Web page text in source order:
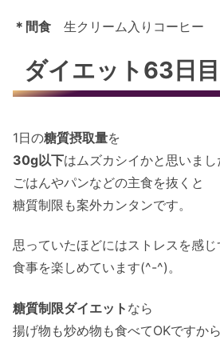
＊間食 生クリーム入りコーヒー
ダイエット63日
1日の糖質摂取量を
30g以下はムズカシイかと思いまし
ごはんやパンなどの主食を抜くと
糖質制限も案外カンタンです。
思っていたほどにはストレスを感じ
食事を楽しめています(^-^)。
糖質制限ダイエット なら
揚げ物も炒め物も食べてOKですから